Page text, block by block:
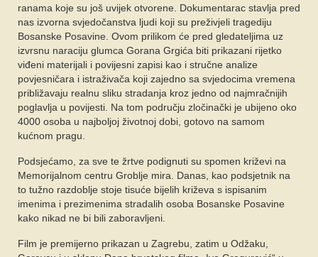
ranama koje su još uvijek otvorene. Dokumentarac stavlja pred
nas izvorna svjedočanstva ljudi koji su preživjeli tragediju
Bosanske Posavine. Ovom prilikom će pred gledateljima uz
izvrsnu naraciju glumca Gorana Grgića biti prikazani rijetko
viđeni materijali i povijesni zapisi kao i stručne analize
povjesničara i istraživača koji zajedno sa svjedocima vremena
približavaju realnu sliku stradanja kroz jedno od najmračnijih
poglavlja u povijesti. Na tom području zločinački je ubijeno oko
4000 osoba u najboljoj životnoj dobi, gotovo na samom
kućnom pragu.
Podsjećamo, za sve te žrtve podignuti su spomen križevi na
Memorijalnom centru Groblje mira. Danas, kao podsjetnik na
to tužno razdoblje stoje tisuće bijelih križeva s ispisanim
imenima i prezimenima stradalih osoba Bosanske Posavine
kako nikad ne bi bili zaboravljeni.
Film je premijerno prikazan u Zagrebu, zatim u Odžaku,